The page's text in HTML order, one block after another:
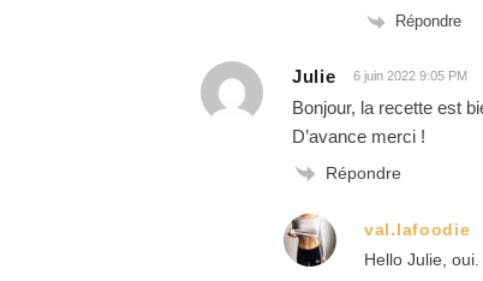
Répondre
Julie 6 juin 2022 9:05 PM
Bonjour, la recette est
D’avance merci !
Répondre
val.lafoodie
Hello Julie,